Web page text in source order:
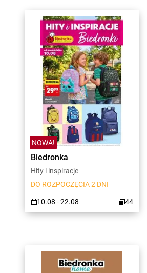
NOWA!
Biedronka
Hity i inspiracje
DO ROZPOCZĘCIA 2 DNI
10.08 - 22.08 44